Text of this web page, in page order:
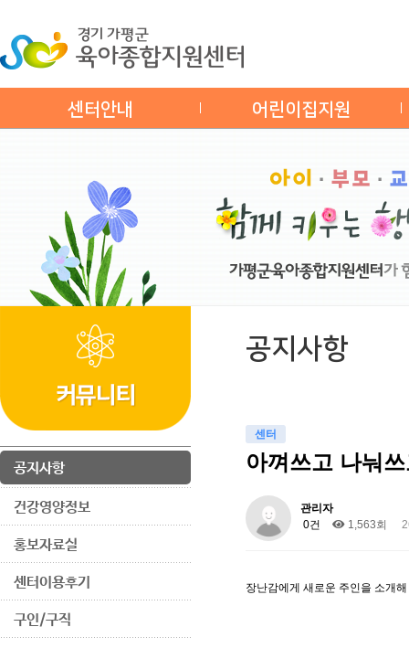
센터안내 어린이집지원
공지사항
건강영양정보
홍보자료실
센터이용후기
구인/구직
공지사항
센터
아껴쓰고 나눠
관리자
0건
1,563회
장난감에게 새로운 주인을 소개